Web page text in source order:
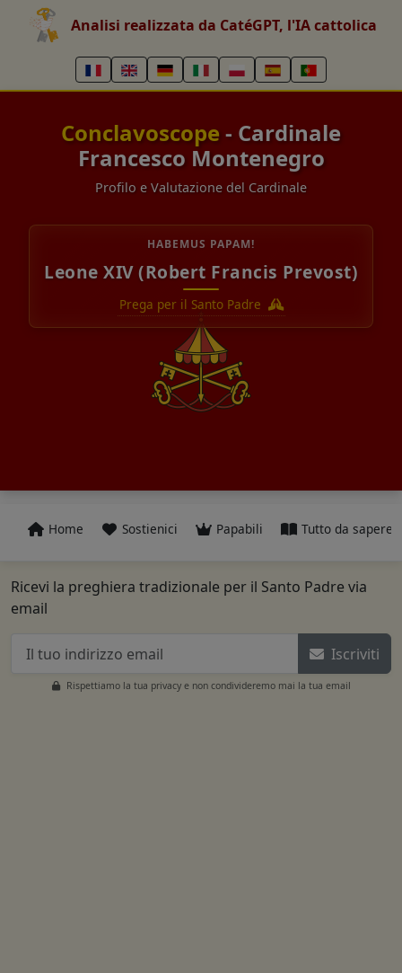
Analisi realizzata da CatéGPT, l'IA cattolica
Conclavoscope - Cardinale
Francesco Montenegro
Profilo e Valutazione del Cardinale
HABEMUS PAPAM!
Leone XIV (Robert Francis Prevost)
Prega per il Santo Padre
Home Sostienici Papabili Tutto da sapere
Ricevi la preghiera tradizionale per il Santo Padre via
email
Iscriviti
Rispettiamo la tua privacy e non condivideremo mai la tua email